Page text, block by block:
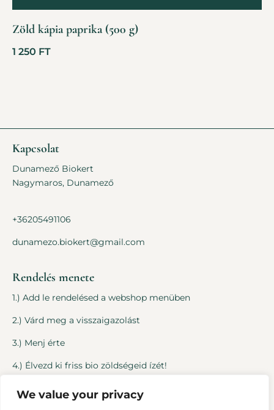
We value your privacy
Zöld kápia paprika (500 g)
1 250 FT
Kapcsolat
Dunamező Biokert
Nagymaros, Dunamező
+36205491106
dunamezo.biokert@gmail.com
Rendelés menete
1.) Add le rendelésed a webshop menüben
2.) Várd meg a visszaigazolást
3.) Menj érte
4.) Élvezd ki friss bio zöldségeid ízét!
Jogi dolgok